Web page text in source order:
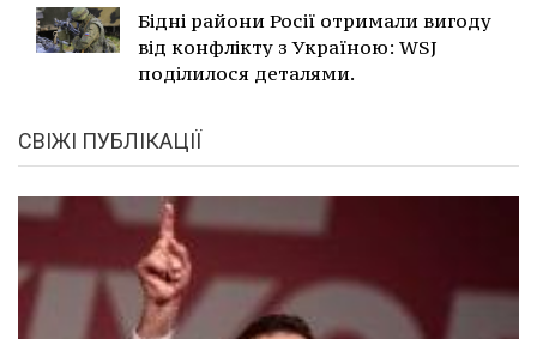
Бідні райони Росії отримали вигоду
від конфлікту з Україною: WSJ
поділилося деталями.
СВІЖІ ПУБЛІКАЦІЇ